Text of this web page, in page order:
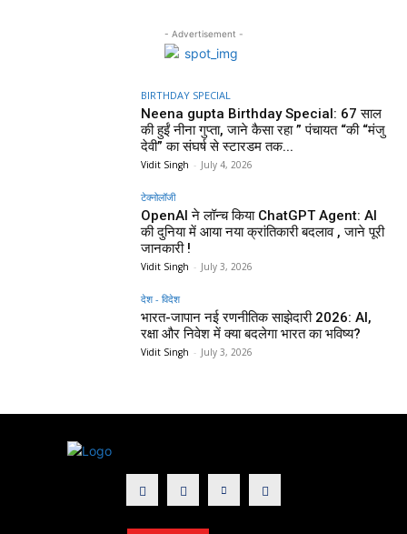
- Advertisement -
BIRTHDAY SPECIAL
Neena gupta Birthday Special: 67 साल
की हुईं नीना गुप्ता, जाने कैसा रहा ” पंचायत “की “मंजु
देवी” का संघर्ष से स्टारडम तक...
Vidit Singh - July 4, 2026
टेक्नोलॉजी
OpenAI ने लॉन्च किया ChatGPT Agent: AI
की दुनिया में आया नया क्रांतिकारी बदलाव , जाने पूरी
जानकारी !
Vidit Singh - July 3, 2026
देश - विदेश
भारत-जापान नई रणनीतिक साझेदारी 2026: AI,
रक्षा और निवेश में क्या बदलेगा भारत का भविष्य?
Vidit Singh - July 3, 2026